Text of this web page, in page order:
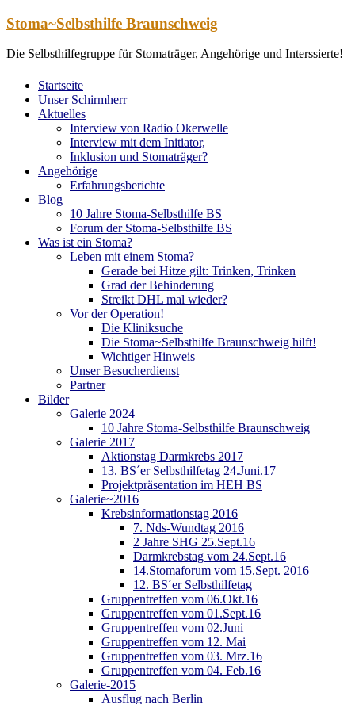
Zum
springen
Stoma~Selbsthilfe Braunschweig
Die Selbsthilfegruppe für Stomaträger, Angehörige und Interssierte!
Startseite
Unser Schirmherr
Aktuelles
Interview von Radio Okerwelle
Interview mit dem Initiator,
Inklusion und Stomaträger?
Angehörige
Erfahrungsberichte
Blog
10 Jahre Stoma-Selbsthilfe BS
Forum der Stoma-Selbsthilfe BS
Was ist ein Stoma?
Leben mit einem Stoma?
Gerade bei Hitze gilt: Trinken, Trinken
Grad der Behinderung
Streikt DHL mal wieder?
Vor der Operation!
Die Kliniksuche
Die Stoma~Selbsthilfe Braunschweig hilft!
Wichtiger Hinweis
Unser Besucherdienst
Partner
Bilder
Galerie 2024
10 Jahre Stoma-Selbsthilfe Braunschweig
Galerie 2017
Aktionstag Darmkrebs 2017
13. BS´er Selbsthilfetag 24.Juni.17
Projektpräsentation im HEH BS
Galerie~2016
Krebsinformationstag 2016
7. Nds-Wundtag 2016
2 Jahre SHG 25.Sept.16
Darmkrebstag vom 24.Sept.16
14.Stomaforum vom 15.Sept. 2016
12. BS´er Selbsthilfetag
Gruppentreffen vom 06.Okt.16
Gruppentreffen vom 01.Sept.16
Gruppentreffen vom 02.Juni
Gruppentreffen vom 12. Mai
Gruppentreffen vom 03. Mrz.16
Gruppentreffen vom 04. Feb.16
Galerie-2015
Ausflug nach Berlin